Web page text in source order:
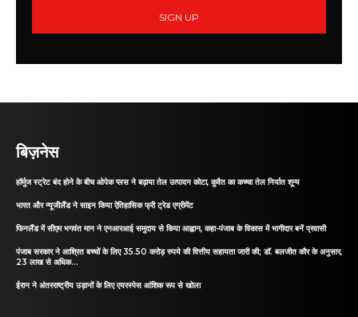
SIGN UP
बिज़नेस
हॉर्मुज स्ट्रेट बंद होने के बीच ओपेक प्लस ने बढ़ाया तेल उत्पादन कोटा, कुवैत का कच्चा तेल निर्यात शून्य
भारत और न्यूजीलैंड ने साइन किया ऐतिहासिक फ्री ट्रेड एग्रीमेंट
फिनलैंड में सीएम भगवंत मान ने एनआरआई समुदाय से किया आह्वान, कहा-पंजाब के विकास में भागीदार बनें प्रवासी
पंजाब सरकार ने आश्रित बच्चों के लिए 35.50 करोड़ रुपये की वित्तीय सहायता जारी की; डॉ. बलजीत कौर के अनुसार,
23 लाख से अधिक...
ईरान ने अंतरराष्ट्रीय उड़ानों के लिए एयरस्पेस आंशिक रूप से खोला